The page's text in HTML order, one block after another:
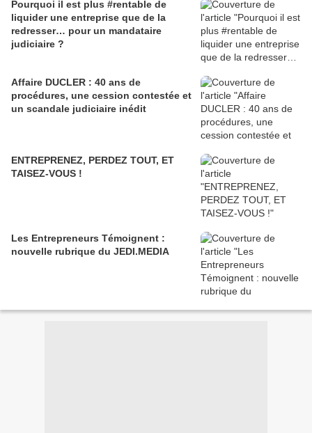
Pourquoi il est plus #rentable de
liquider une entreprise que de la
redresser… pour un mandataire
judiciaire ?
Affaire DUCLER : 40 ans de
procédures, une cession contestée et
un scandale judiciaire inédit
ENTREPRENEZ, PERDEZ TOUT, ET
TAISEZ-VOUS !
Les Entrepreneurs Témoignent :
nouvelle rubrique du JEDI.MEDIA